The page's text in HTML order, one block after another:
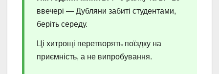
ввечері — Дубляни забиті студентами,
беріть середу.
Ці хитрощі перетворять поїздку на
приємність, а не випробування.